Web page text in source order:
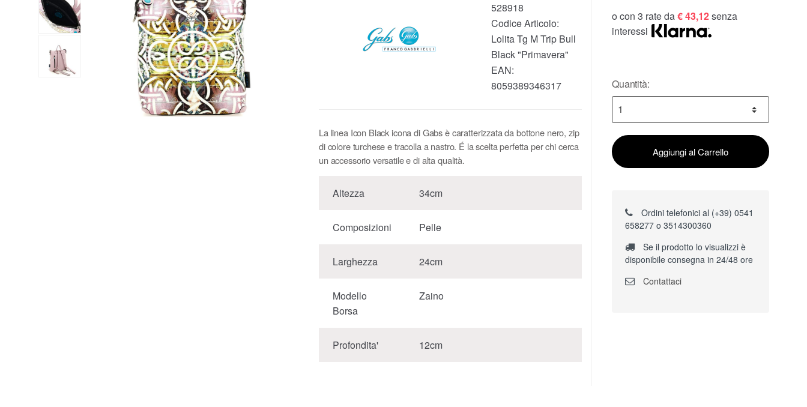
528918
Codice Articolo:
Lolita Tg M Trip Bull
Black "Primavera"
EAN:
8059389346317
La linea Icon Black icona di Gabs è caratterizzata da bottone nero, zip
di colore turchese e tracolla a nastro. É la scelta perfetta per chi cerca
un accessorio versatile e di alta qualità.
Altezza 34cm
Composizioni Pelle
Larghezza 24cm
Modello
Borsa
Zaino
Profondita' 12cm
o con 3 rate da€ 43,12senza
interessi
Quantità:
Aggiungi al Carrello
Ordini telefonici al (+39) 0541
658277 o 3514300360
Se il prodotto lo visualizzi è
disponibile consegna in 24/48 ore
Contattaci